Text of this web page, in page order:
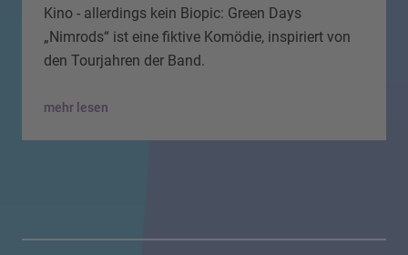
Kino - allerdings kein Biopic: Green Days
„Nimrods“ ist eine fiktive Komödie, inspiriert von
den Tourjahren der Band.
mehr lesen